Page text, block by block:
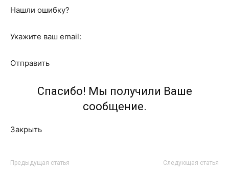
Нашли ошибку?
Укажите ваш email:
Отправить
Спасибо! Мы получили Ваше
сообщение.
Закрыть
Предыдущая статья Следующая статья